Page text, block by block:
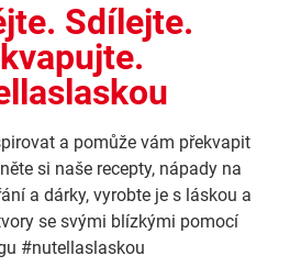
Sdílejte.
a pomůže vám překvapit
si naše recepty, nápady na
a dárky, vyrobte je s láskou a
se svými blízkými pomocí
#nutellaslaskou